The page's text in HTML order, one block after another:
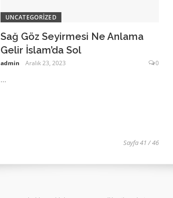
UNCATEGORIZED
Sağ Göz Seyirmesi Ne Anlama
Gelir İslam’da Sol
admin Aralık 23, 2023 0
...
Sayfa 41 / 46